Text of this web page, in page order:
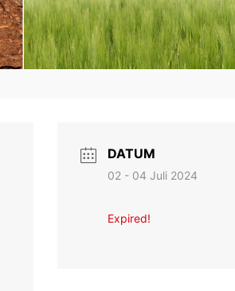
DATUM
02 - 04 Juli 2024
Expired!